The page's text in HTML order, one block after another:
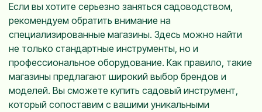
Если вы хотите серьезно заняться садоводством,
рекомендуем обратить внимание на
специализированные магазины. Здесь можно найти
не только стандартные инструменты, но и
профессиональное оборудование. Как правило, такие
магазины предлагают широкий выбор брендов и
моделей. Вы сможете купить садовый инструмент,
который сопоставим с вашими уникальными